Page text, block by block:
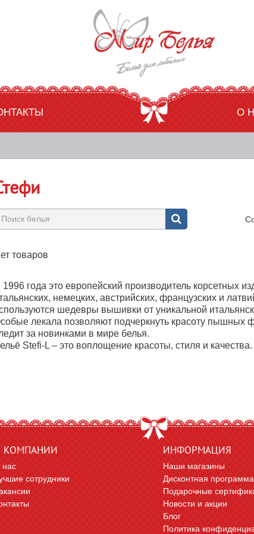
О
товаров
года это европейский производитель корсетных
немецких, австрийских, французских и
шедевры вышивки от уникальной
лекала позволяют подчеркнуть красоту пышных
за новинками в мире белья.
Stefi-L – это воплощение красоты, стиля и качества.
КОМПАНИИ
сотрудники
ИНФОРМАЦИЯ
Наши магазины
Дисконтная программа
Подарочные
Новости и акции
Блог
Политика